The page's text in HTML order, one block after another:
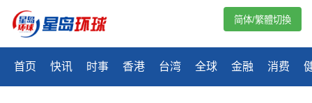
首页 快讯 时事 香港 台湾 全球 金融 消费
简体/繁體切換